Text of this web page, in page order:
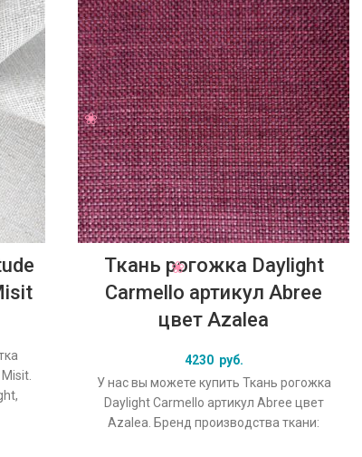
Ткань рогожка Daylight
Carmello артикул Abree
цвет Azalea
4230 руб.
У нас вы можете купить Ткань рогожка
Daylight Carmello артикул Abree цвет
Azalea. Бренд производства ткани: